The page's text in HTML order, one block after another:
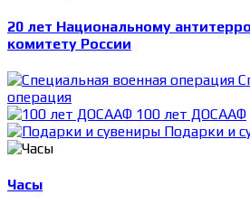
20 лет Национальному
комитету России
операция
100 лет ДОСААФ
Подарки и
Часы